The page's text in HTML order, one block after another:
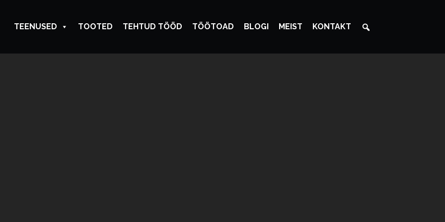
TEENUSED TOOTED TEHTUD TÖÖD TÖÖTOAD BLOGI MEIST KONTAKT